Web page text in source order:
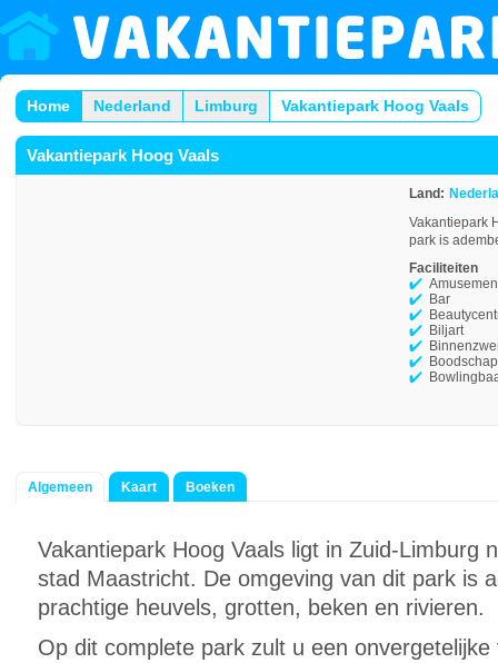
Home Nederland Limburg Vakantiepark Hoog Vaals
Vakantiepark Hoog Vaals
Land:
Vakantiepark
park is
Faciliteiten
Bar
Biljart
Algemeen Kaart Boeken
Vakantiepark Hoog Vaals ligt in Zuid-Limburg
stad Maastricht. De omgeving van dit park is
prachtige heuvels, grotten, beken en rivieren.
Op dit complete park zult u een